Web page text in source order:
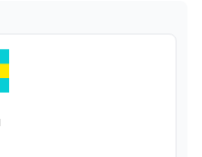
om zelf naar één van
zijn ze allemaal
de wat minder drukke
Het zicht is op